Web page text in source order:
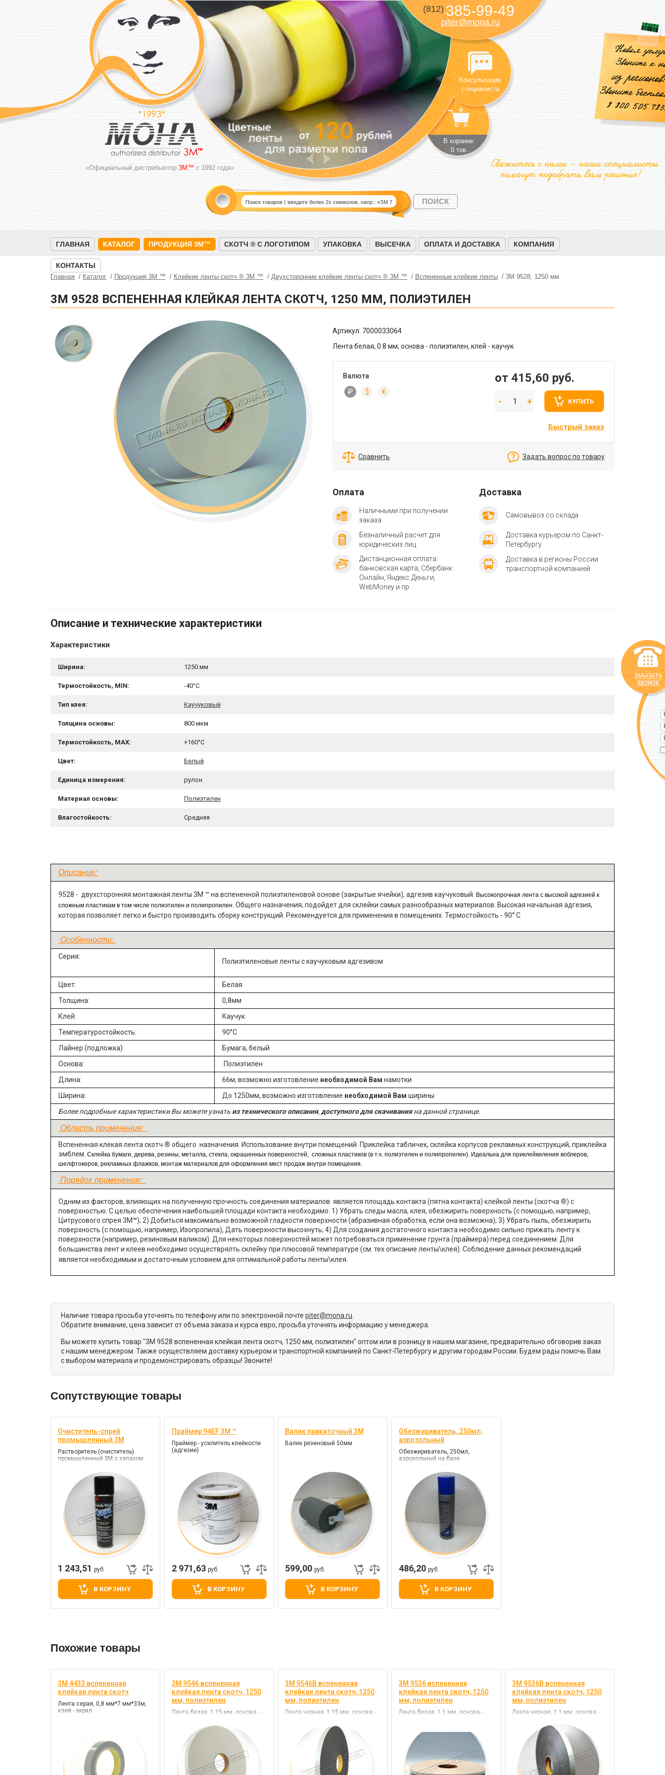
«Официальный дистрибьютор 3M™ с 1992 года»
(812)385-99-49
piter@mona.ru
Консультация
специалиста
В корзине:
0 тов.
ГЛАВНАЯ КАТАЛОГ ПРОДУКЦИЯ 3M™ СКОТЧ ® С ЛОГОТИПОМ УПАКОВКА ВЫСЕЧКА ОПЛАТА И ДОСТАВКА КОМПАНИЯ
КОНТАКТЫ
Главная Каталог Продукция 3M ™ Клейкие ленты скотч ® 3M ™ Двухсторонние клейкие ленты скотч ® 3M ™ Вспененные клейкие ленты 3M 9528, 1250 мм
3M 9528 ВСПЕНЕННАЯ КЛЕЙКАЯ ЛЕНТА СКОТЧ, 1250 ММ, ПОЛИЭТИЛЕН
Артикул: 7000033064
Лента белая, 0.8 мм, основа - полиэтилен, клей - каучук
Валюта
₽ $ €
от 415,60 руб.
КУПИТЬ
Быстрый заказ
Сравнить Задать вопрос по товару
Оплата
Наличными при получении
заказа
Безналичный расчет для
юридическиз лиц
Дистанционная оплата:
банковская карта, Сбербанк
Онлайн, Яндекс Деньги,
WebMoney и пр.
Доставка
Самовывоз со склада
Доставка курьером по Санкт-
Петербургу
Доставка в регионы России
транспортной компанией
Описание и технические характеристики
Характеристики
Ширина: 1250 мм
Термостойкость, MIN: -40°C
Тип клея: Каучуковый
Толщина основы: 800 мкм
Термостойкость, MAX: +160°C
Цвет: Белый
Единица измерения: рулон
Материал основы: Полиэтилен
Влагостойкость: Средняя
Описание:
9528 - двухсторонняя монтажная ленты 3M ™ на вспененной полиэтиленовой основе (закрытые ячейки), адгезив каучуковый.
Высокопрочная лента с высокой адгезией к
сложным пластикам в том числе полиэтилен и полипропилен. Общего назначения, подойдет для склейки самых разнообразных материалов. Высокая начальная адгезия,
которая позволяет легко и быстро производить сборку конструкций. Рекомендуется для применения в помещениях. Термостойкость - 90° C
Особенности:
Серия:
Полиэтиленовые ленты с каучуковым адгезивом
Цвет:
Белая
Толщина:
0,8мм
Клей:
Каучук
Температуростойкость:
90°C
Лайнер (подложка):
Бумага, белый
Основа:
Полиэтилен
Длина:
66м, возможно изготовление необходимой Вам намотки
Ширина:
До 1250мм, возможно изготовление необходимой Вам ширины
Более подробные характеристики Вы можете узнать из технического описания,доступного для скачиванияна данной странице.
Область применения:
Вспененная клекая лента скотч ® общего назначения. Использование внутри помещений. Приклейка табличек, склейка корпусов рекламных конструкций, приклейка
эмблем. Склейка бумаги, дерева, резины, металла, стекла, окрашенных поверхностей, сложных пластиков (в т.ч. полиэтилен и полипропилен). Идеальна для приклейкиления воблеров,
шелфтокеров, рекламных флажков, монтаж материалов для оформления мест продаж внутри помещения.
Порядок применения:
Одним из факторов, влияющих на полученную прочность соединения материалов является площадь контакта (пятна контакта) клейкой ленты (скотча ®) с
поверхностью. С целью обеспечения наибольшей площади контакта необходимо: 1) Убрать следы масла, клея, обезжирить поверхность (с помощью, например,
Цитрусового спрея 3М™); 2) Добиться максимально возможной гладкости поверхности (абразивная обработка, если она возможна); 3) Убрать пыль, обезжирить
поверхность (с помощью, например, Изопропила), Дать поверхности высохнуть; 4) Для создания достаточного контакта необходимо сильно прижать ленту к
поверхности (например, резиновым валиком). Для некоторых поверхностей может потребоваться применение грунта (праймера) перед соединением. Для
большинства лент и клеев необходимо осуществрялть склейку при плюсовой температуре (см. тех описание ленты\клея). Соблюдение данных рекомендаций
является необходимым и достаточным условием для оптимальной работы ленты\клея.
Наличие товара просьба уточнять по телефону или по электронной почте piter@mona.ru
Обратите внимание, цена зависит от объема заказа и курса евро, просьба уточнять информацию у менеджера.
Вы можете купить товар "3M 9528 вспененная клейкая лента скотч, 1250 мм, полиэтилен" оптом или в розницу в нашем магазине, предварительно обговорив заказ
с нашим менеджером. Также осуществляем доставку курьером и транспортной компанией по Санкт-Петербургу и другим городам России. Будем рады помочь Вам
с выбором материала и продемонстрировать образцы! Звоните!
Сопутствующие товары
Очиститель-спрей
промышленный 3M
Растворитель (очиститель)
промышленный 3М с запахом
цитруса, 230г.
1 243,51 руб.
В КОРЗИНУ
Праймер 94EF 3М ™
Праймер - усилитель клейкости
(адгезии)
2 971,63 руб.
В КОРЗИНУ
Валик прикаточный 3М
Валик резиновый 50мм
599,00 руб.
В КОРЗИНУ
Обезжириватель, 250мл,
аэрозольный
Обезжириватель, 250мл,
аэрозольный на базе
486,20 руб.
В КОРЗИНУ
Похожие товары
3M 4433 вспененная
клейкая лента скотч
Лента серая, 0,8 мм*7 мм*33м,
клей - акрил
3M 9546 вспененная
клейкая лента скотч, 1250
мм, полиэтилен
Лента белая, 1.15 мм, основа -
3M 9546B вспененная
клейкая лента скотч, 1250
мм, полиэтилен
Лента черная, 1.15 мм, основа -
3M 9536 вспененная
клейкая лента скотч, 1250
мм, полиэтилен
Лента белая, 1.1 мм, основа -
3M 9536B вспененная
клейкая лента скотч, 1250
мм, полиэтилен
Лента черная, 1.1 мм, основа -